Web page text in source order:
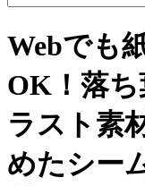
Webでも
OK！落
ラスト素
めたシー